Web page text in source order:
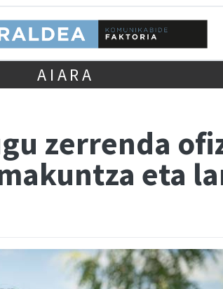
AIARA
zerrenda
eta